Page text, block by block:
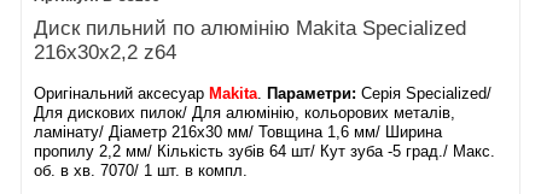
Диск пильний по алюмінію Makita Specialized
216х30х2,2 z64
Оригінальний аксесуар Makita. Параметри: Серія Specialized/
Для дискових пилок/ Для алюмінію, кольорових металів,
ламінату/ Діаметр 216х30 мм/ Товщина 1,6 мм/ Ширина
пропилу 2,2 мм/ Кількість зубів 64 шт/ Кут зуба -5 град./ Макс.
об. в хв. 7070/ 1 шт. в компл.